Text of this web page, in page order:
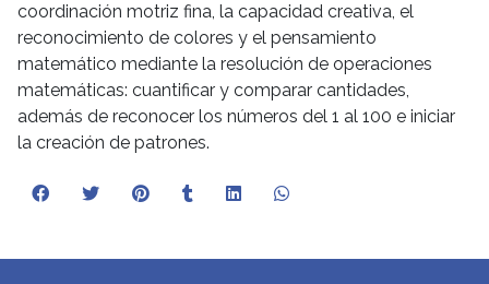
coordinación motriz fina, la capacidad creativa, el
reconocimiento de colores y el pensamiento
matemático mediante la resolución de operaciones
matemáticas: cuantificar y comparar cantidades,
además de reconocer los números del 1 al 100 e iniciar
la creación de patrones.